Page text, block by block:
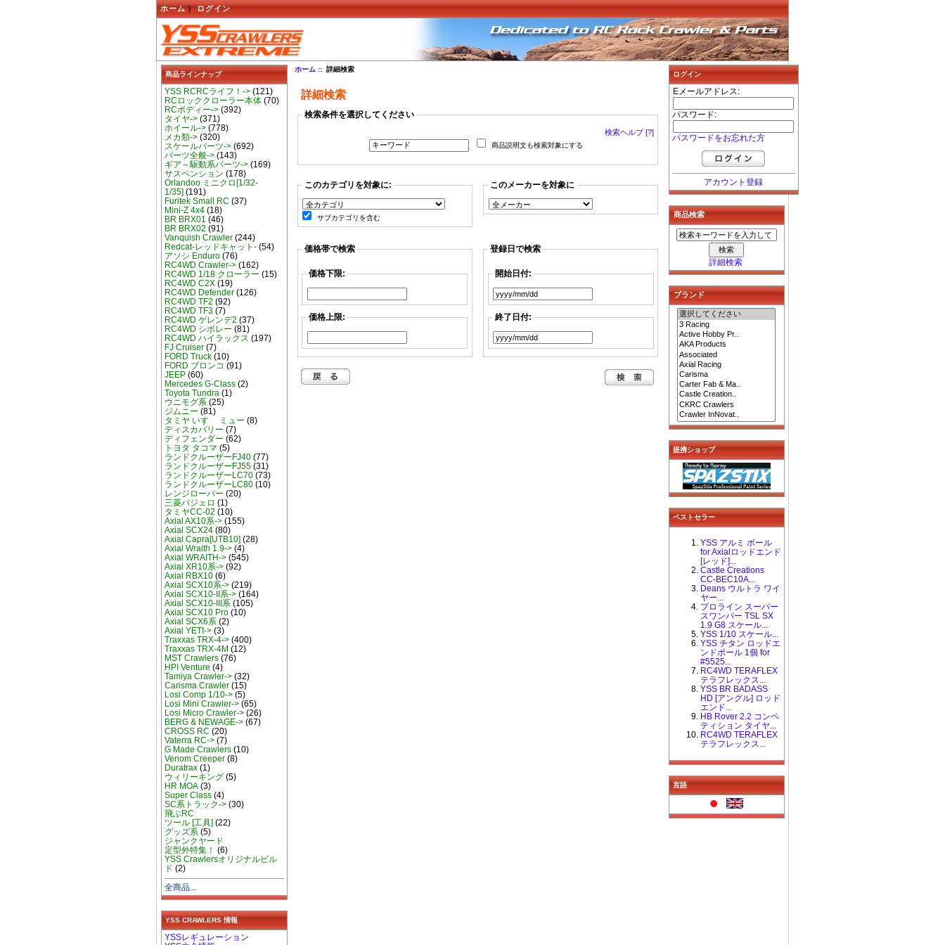
ホーム | ログイン
商品ラインナップ
YSS RCRCライフ！->(121)
RCロッククローラー本体(70)
RCボディー->(392)
タイヤ->(371)
ホイール->(778)
メカ類->(320)
スケールパーツ->(692)
パーツ全般->(143)
ギア～駆動系パーツ->(169)
サスペンション (178)
Orlandoo ミニクロ[1/32-
1/35] (191)
Furitek Small RC (37)
Mini-Z 4x4(18)
BR BRX01 (46)
BR BRX02 (91)
Vanquish Crawler(244)
Redcat-レッドキャット-(54)
アソシ Enduro(76)
RC4WD Crawler->(162)
RC4WD 1/18 クローラー (15)
RC4WD C2X(19)
RC4WD Defender(126)
RC4WD TF2 (92)
RC4WD TF3(7)
RC4WD ゲレンデ2 (37)
RC4WD シボレー (81)
RC4WD ハイラックス (197)
FJ Cruiser(7)
FORD Truck(10)
FORD ブロンコ (91)
JEEP(60)
Mercedes G-Class(2)
Toyota Tundra(1)
ウニモグ系(25)
ジムニー (81)
タミヤ いすゞ ミュー (8)
ディスカバリー (7)
ディフェンダー (62)
トヨタ タコマ (5)
ランドクルーザーFJ40(77)
ランドクルーザーFJ55(31)
ランドクルーザーLC70(73)
ランドクルーザーLC80(10)
レンジローバー (20)
三菱パジェロ (1)
タミヤCC-02 (10)
Axial AX10系->(155)
Axial SCX24(80)
Axial Capra[UTB10] (28)
Axial Wraith 1.9->(4)
Axial WRAITH->(545)
Axial XR10系->(92)
Axial RBX10(6)
Axial SCX10系->(219)
Axial SCX10-II系->(164)
Axial SCX10-III系(105)
Axial SCX10 Pro(10)
Axial SCX6系(2)
Axial YETI->(3)
Traxxas TRX-4->(400)
Traxxas TRX-4M (12)
MST Crawlers(76)
HPI Venture (4)
Tamiya Crawler->(32)
Carisma Crawler(15)
Losi Comp 1/10->(5)
Losi Mini Crawler->(65)
Losi Micro Crawler->(26)
BERG & NEWAGE->(67)
CROSS RC (20)
Vaterra RC->(7)
G Made Crawlers(10)
Venom Creeper(8)
Duratrax(1)
ウィリーキング(5)
HR MOA(3)
Super Class(4)
SC系トラック->(30)
飛ぶRC
ツール [工具] (22)
グッズ系(5)
ジャンクヤード
定型外特集！ (6)
YSS Crawlersオリジナルビル
ド (2)
全商品...
YSS CRAWLERS 情報
YSSレギュレーション
ホーム :: 詳細検索
詳細検索
検索条件を選択してください
検索ヘルプ [?]
商品説明文も検索対象にする
このカテゴリを対象に:
サブカテゴリを含む
このメーカーを対象に
価格帯で検索
価格下限:
価格上限:
登録日で検索
開始日付:
終了日付:
ログイン
Eメールアドレス:
パスワード:
パスワードをお忘れた方
アカウント登録
商品検索
詳細検索
ブランド
提携ショップ
ベストセラー
YSS アルミ ボール
for Axialロッドエンド
[レッド]...
Castle Creations
CC-BEC10A...
Deans ウルトラ ワイ
ヤー...
プロライン スーパー
スワンパー TSL SX
1.9 G8 スケール...
YSS 1/10 スケール...
YSS チタン ロッドエ
ンドボール 1個 for
#5525...
RC4WD TERAFLEX
テラフレックス...
YSS BR BADASS
HD [アングル] ロッド
エンド...
HB Rover 2.2 コンペ
ティション タイヤ...
RC4WD TERAFLEX
テラフレックス...
言語